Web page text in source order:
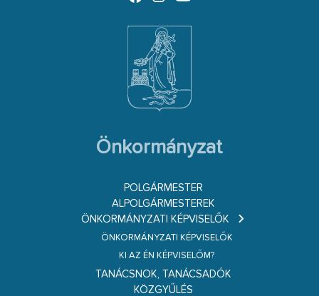
Önkormányzat
POLGÁRMESTER
ALPOLGÁRMESTEREK
ÖNKORMÁNYZATI KÉPVISELŐK
ÖNKORMÁNYZATI KÉPVISELŐK
KI AZ ÉN KÉPVISELŐM?
TANÁCSNOK, TANÁCSADÓK
KÖZGYŰLÉS